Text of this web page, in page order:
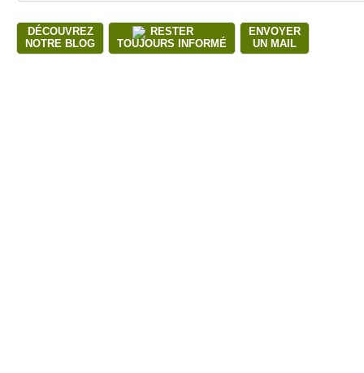
DÉCOUVREZ
NOTRE BLOG
RESTER
TOUJOURS INFORMÉ
ENVOYER
UN MAIL